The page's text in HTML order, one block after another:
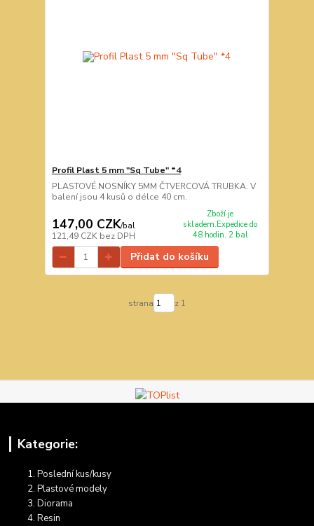
Profil Plast 5 mm "Sq Tube" *4
PLASTOVÉ NOSNÍKY 5MM ČTVERCOVÁ TRUBKA. V
balení jsou 4 kusů o délce 40 cm.
147,00 CZK/bal
121,49 CZK bez DPH
Zboží je
skladem.Expedice do
48 hodin. 2 bal
Přidat do košíku
strana z 1
Kategorie:
Poslední kus/kusy
Plastové modely
Diorama
Resin